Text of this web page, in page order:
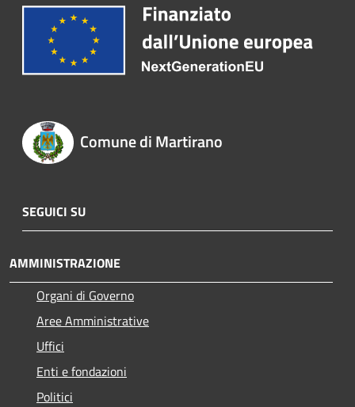
Comune di Martirano
SEGUICI SU
AMMINISTRAZIONE
Organi di Governo
Aree Amministrative
Uffici
Enti e fondazioni
Politici